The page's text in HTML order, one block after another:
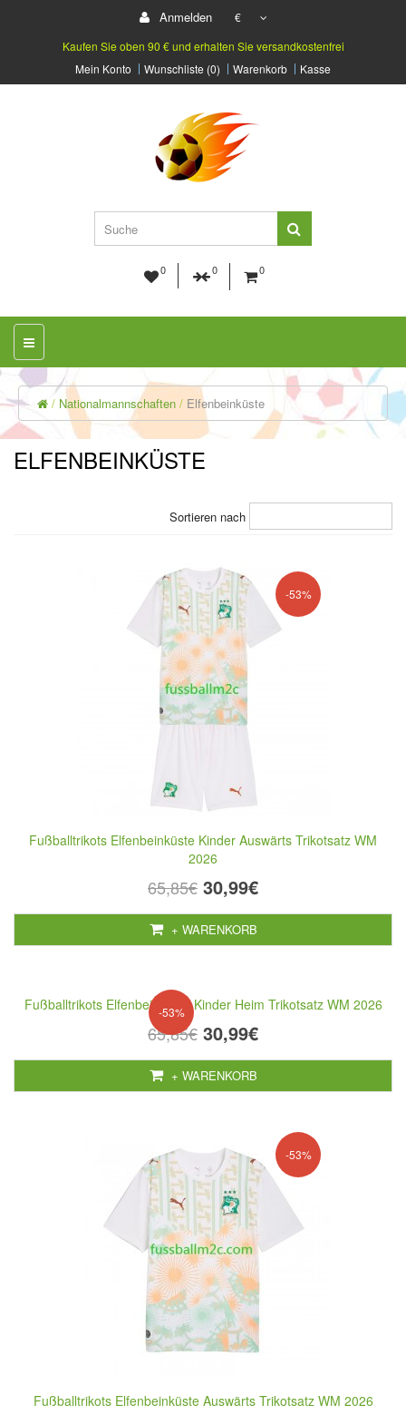
Anmelden
€
Kaufen Sie oben 90 € und erhalten Sie versandkostenfrei
Mein Konto
Wunschliste (0) Warenkorb Kasse
0 0 0
Nationalmannschaften Elfenbeinküste
ELFENBEINKÜSTE
Sortieren nach
-53%
Fußballtrikots Elfenbeinküste Kinder Auswärts Trikotsatz WM
2026
65,85€ 30,99€
+ WARENKORB
-53%
Fußballtrikots Elfenbeinküste Kinder Heim Trikotsatz WM 2026
65,85€ 30,99€
+ WARENKORB
-53%
Fußballtrikots Elfenbeinküste Auswärts Trikotsatz WM 2026